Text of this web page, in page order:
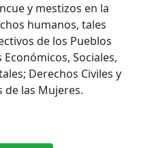
y mestizos en la
humanos, tales
de los Pueblos
Sociales,
Derechos Civiles y
de las Mujeres.